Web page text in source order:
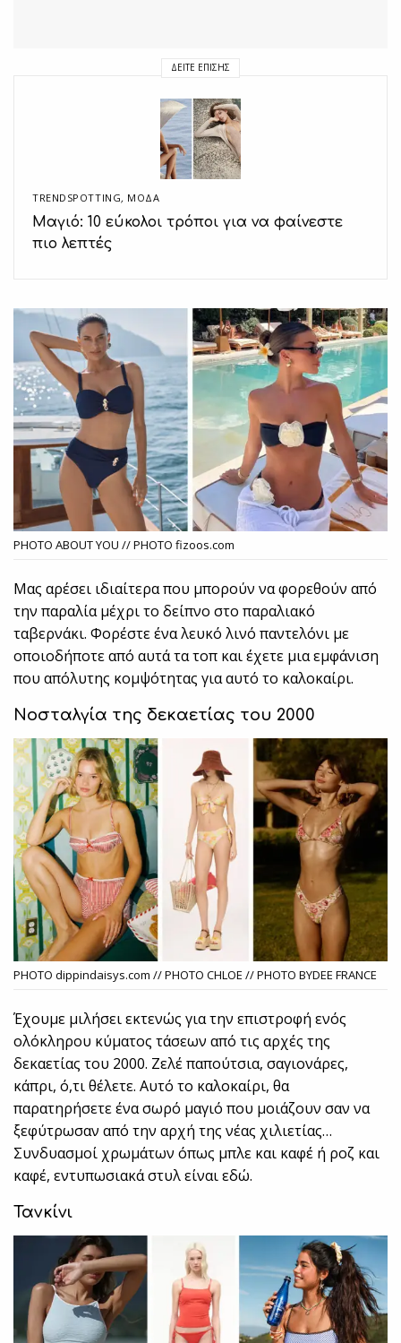
ΔΕΊΤΕ ΕΠΊΣΗΣ
TRENDSPOTTING, ΜΟΔΑ
Μαγιό: 10 εύκολοι τρόποι για να φαίνεστε
πιο λεπτές
PHOTO ABOUT YOU // PHOTO fizoos.com
Μας αρέσει ιδιαίτερα που μπορούν να φορεθούν από
την παραλία μέχρι το δείπνο στο παραλιακό
ταβερνάκι. Φορέστε ένα λευκό λινό παντελόνι με
οποιοδήποτε από αυτά τα τοπ και έχετε μια εμφάνιση
που απόλυτης κομψότητας για αυτό το καλοκαίρι.
Νοσταλγία της δεκαετίας του 2000
PHOTO dippindaisys.com // PHOTO CHLOE // PHOTO BYDEE FRANCE
Έχουμε μιλήσει εκτενώς για την επιστροφή ενός
ολόκληρου κύματος τάσεων από τις αρχές της
δεκαετίας του 2000. Ζελέ παπούτσια, σαγιονάρες,
κάπρι, ό,τι θέλετε. Αυτό το καλοκαίρι, θα
παρατηρήσετε ένα σωρό μαγιό που μοιάζουν σαν να
ξεφύτρωσαν από την αρχή της νέας χιλιετίας…
Συνδυασμοί χρωμάτων όπως μπλε και καφέ ή ροζ και
καφέ, εντυπωσιακά στυλ είναι εδώ.
Τανκίνι